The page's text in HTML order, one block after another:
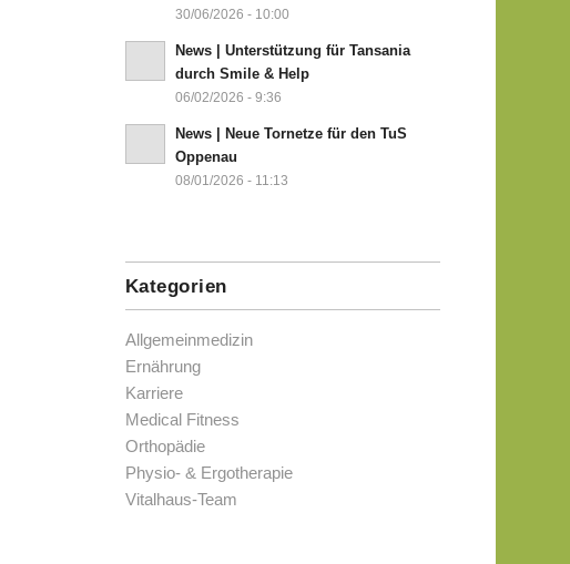
30/06/2026 - 10:00
News | Unterstützung für Tansania
durch Smile & Help
06/02/2026 - 9:36
News | Neue Tornetze für den TuS
Oppenau
08/01/2026 - 11:13
Kategorien
Allgemeinmedizin
Ernährung
Karriere
Medical Fitness
Orthopädie
Physio- & Ergotherapie
Vitalhaus-Team